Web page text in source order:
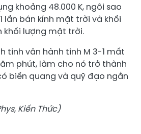
khoảng 48.000 K, ngôi sao
lần bán kính mặt trời và khối
khối lượng mặt trời.
tinh vân hành tinh M 3-1 mất
phút, làm cho nó trở thành
biến quang và quỹ đạo ngắn
Kiến Thức)